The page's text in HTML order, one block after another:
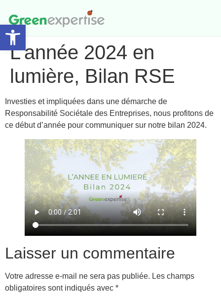
L’année 2024 en
lumière, Bilan RSE
Investies et impliquées dans une démarche de
Responsabilité Sociétale des Entreprises, nous profitons de
ce début d’année pour communiquer sur notre bilan 2024.
Laisser un commentaire
Votre adresse e-mail ne sera pas publiée. Les champs
obligatoires sont indiqués avec *
Ouvrir la barre d’outils